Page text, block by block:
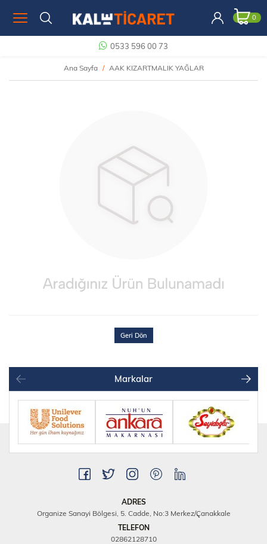
0
0533 596 00 73
Ana Sayfa AAK KIZARTMALIK YAĞLAR
Geri Dön
Markalar
ADRES
Organize Sanayi Bölgesi, 5. Cadde, No:3 Merkez/Çanakkale
TELEFON
02862128710